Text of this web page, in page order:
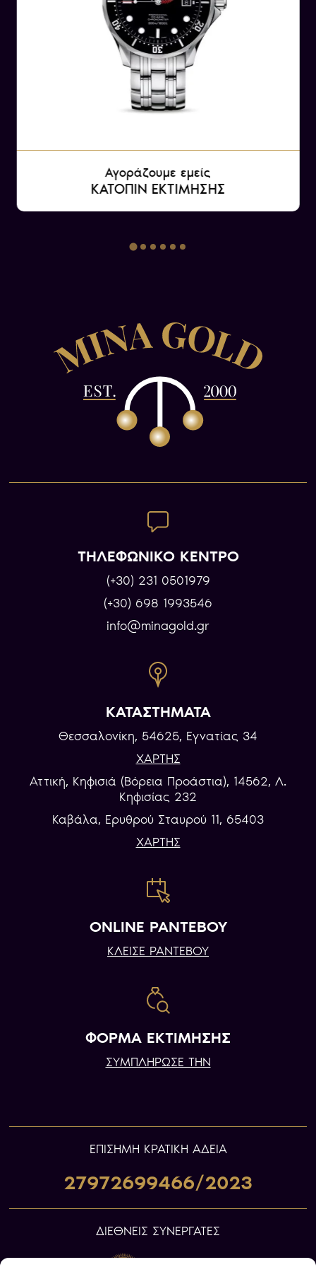
Αγοράζουμε εμείς
ΚΑΤΟΠΙΝ ΕΚΤΙΜΗΣΗΣ
ΤΗΛΕΦΩΝΙΚΟ ΚΕΝΤΡΟ
(+30) 231 0501979
(+30) 698 1993546
info@minagold.gr
ΚΑΤΑΣΤΗΜΑΤΑ
Θεσσαλονίκη, 54625, Εγνατίας 34
ΧΑΡΤΗΣ
Αττική, Κηφισιά (Βόρεια Προάστια), 14562, Λ.
Κηφισίας 232
Καβάλα, Eρυθρού Σταυρού 11, 65403
ΧΑΡΤΗΣ
ONLINE ΡΑΝΤΕΒΟΥ
ΚΛΕΙΣΕ ΡΑΝΤΕΒΟΥ
ΦΟΡΜΑ ΕΚΤΙΜΗΣΗΣ
ΣΥΜΠΛΗΡΩΣΕ ΤΗΝ
ΕΠIΣΗΜΗ ΚΡΑΤΙΚΗ ΑΔΕΙΑ
27972699466/2023
ΔΙΕΘΝΕΙΣ ΣΥΝΕΡΓΑΤΕΣ